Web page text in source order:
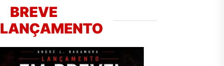
BREVE
LANÇAMENTO